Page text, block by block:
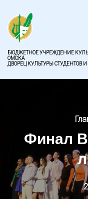
БЮДЖЕТНОЕ УЧРЕЖДЕНИЕ
ОМСКА
ДВОРЕЦ КУЛЬТУРЫ СТУДЕНТОВ
Финал